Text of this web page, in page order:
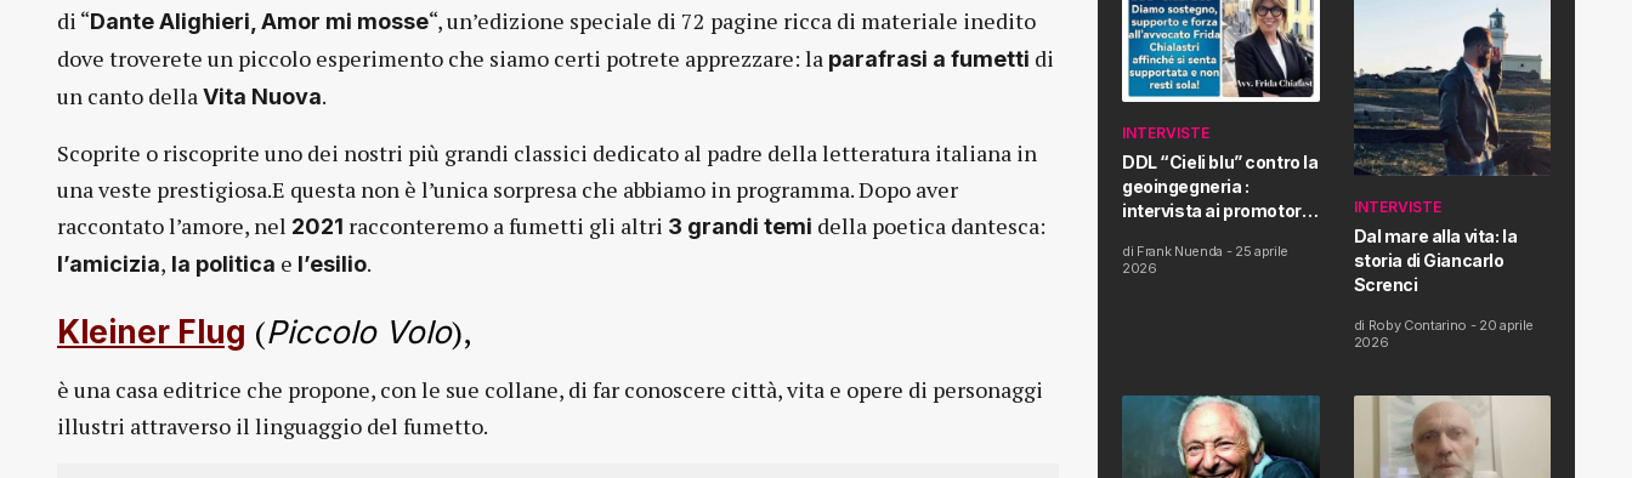
di “Dante Alighieri, Amor mi mosse“, un’edizione speciale di 72 pagine ricca di materiale inedito
dove troverete un piccolo esperimento che siamo certi potrete apprezzare: la parafrasi a fumetti di
un canto dellaVita Nuova.
Scoprite o riscoprite uno dei nostri più grandi classici dedicato al padre della letteratura italiana in
una veste prestigiosa.E questa non è l’unica sorpresa che abbiamo in programma. Dopo aver
raccontato l’amore, nel 2021 racconteremo a fumetti gli altri 3 grandi temi della poetica dantesca:
l’amicizia, la politica e l’esilio.
Kleiner Flug (Piccolo Volo),
è una casa editrice che propone, con le sue collane, di far conoscere città, vita e opere di personaggi
illustri attraverso il linguaggio del fumetto.
INTERVISTE
DDL “Cieli blu” contro la
geoingegneria :
intervista ai promotori
Proposta di Legge
di Frank Nuenda - 25 aprile
2026
INTERVISTE
Dal mare alla vita: la
storia di Giancarlo
Screnci
di Roby Contarino - 20 aprile
2026